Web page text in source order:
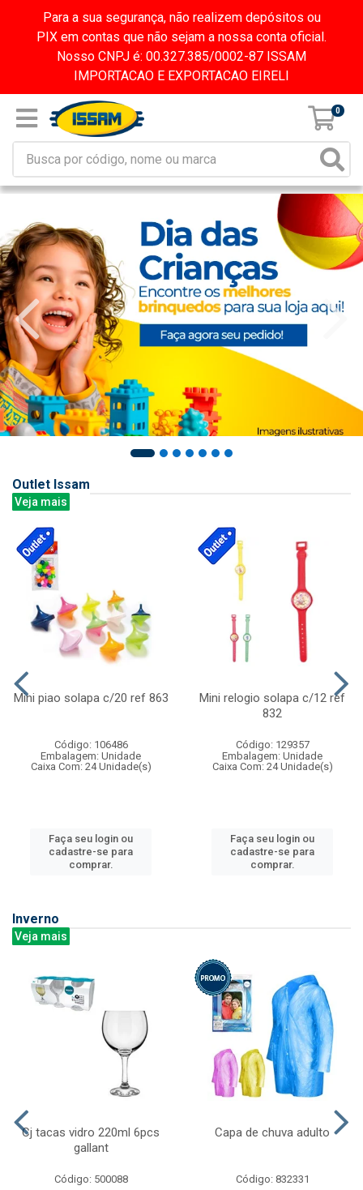
Para a sua segurança, não realizem depósitos ou
PIX em contas que não sejam a nossa conta oficial.
Nosso CNPJ é: 00.327.385/0002-87 ISSAM
IMPORTACAO E EXPORTACAO EIRELI
0
Outlet Issam
Veja mais
Mini piao solapa c/20 ref 863
Código: 106486
Embalagem: Unidade
Caixa Com: 24 Unidade(s)
Faça seu login ou
cadastre-se para
comprar.
Mini relogio solapa c/12 ref
832
Código: 129357
Embalagem: Unidade
Caixa Com: 24 Unidade(s)
Faça seu login ou
cadastre-se para
comprar.
Inverno
Veja mais
Cj tacas vidro 220ml 6pcs
gallant
Código: 500088
Capa de chuva adulto
Código: 832331